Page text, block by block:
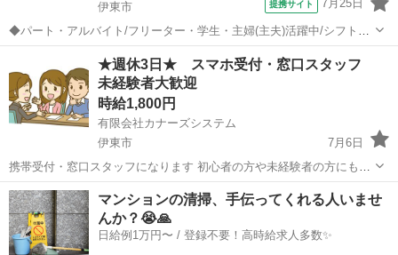
伊東市
提携サイト 7月25日
◆パート・アルバイト/フリーター・学生・主婦(主夫)活躍中/シフト制/
事務作業もあり◆ レジ、商品管理、接客、販売、事務などをお願いし
ます。 まずは明るい挨拶ができれば大丈夫。 家電の知識は研修や実務
を通して身に付けられる...
携帯ショップ
★週休3日★ スマホ受付・窓口スタッフ
未経験者大歓迎
時給1,800円
有限会社カナーズシステム
伊東市
7月6日
携帯受付・窓口スタッフになります 初心者の方や未経験者の方にも簡
単な研修がありますので安心です ９割以上の方が未経験スタートです
ので安心です 〇スマホ受付窓口 〇操作方法の案内・説明 〇各種手続
き（新規・変更・...
静岡 伊東市 携帯ショップ スタッフ
マンションの清掃、手伝ってくれる人いませ
んか？😭🙏
日給例1万円〜 / 登録不要！高時給求人多数✨